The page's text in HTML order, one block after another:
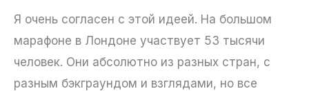
Я очень согласен с этой идеей. На большом
марафоне в Лондоне участвует 53 тысячи
человек. Они абсолютно из разных стран, с
разным бэкграундом и взглядами, но все